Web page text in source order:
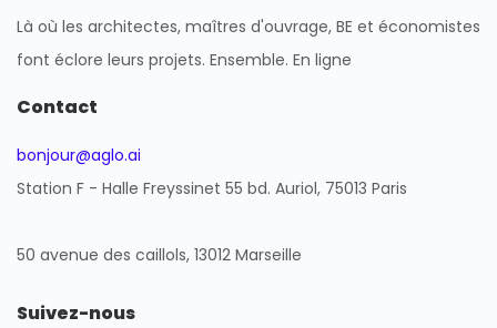
Là où les architectes, maîtres d'ouvrage, BE et économistes
font éclore leurs projets. Ensemble. En ligne
Contact
bonjour@aglo.ai
Station F - Halle Freyssinet 55 bd. Auriol, 75013 Paris
50 avenue des caillols, 13012 Marseille
Suivez-nous